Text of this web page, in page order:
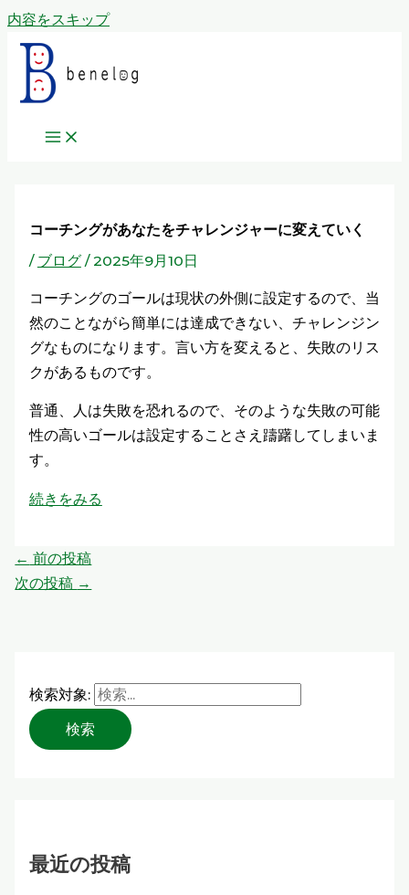
内容をスキップ
コーチングがあなたをチャレンジャーに変えていく
/ ブログ/2025年9月10日
コーチングのゴールは現状の外側に設定するので、当
然のことながら簡単には達成できない、チャレンジン
グなものになります。言い方を変えると、失敗のリス
クがあるものです。
普通、人は失敗を恐れるので、そのような失敗の可能
性の高いゴールは設定することさえ躊躇してしまいま
す。
続きをみる
← 前の投稿
次の投稿 →
検索対象:
最近の投稿